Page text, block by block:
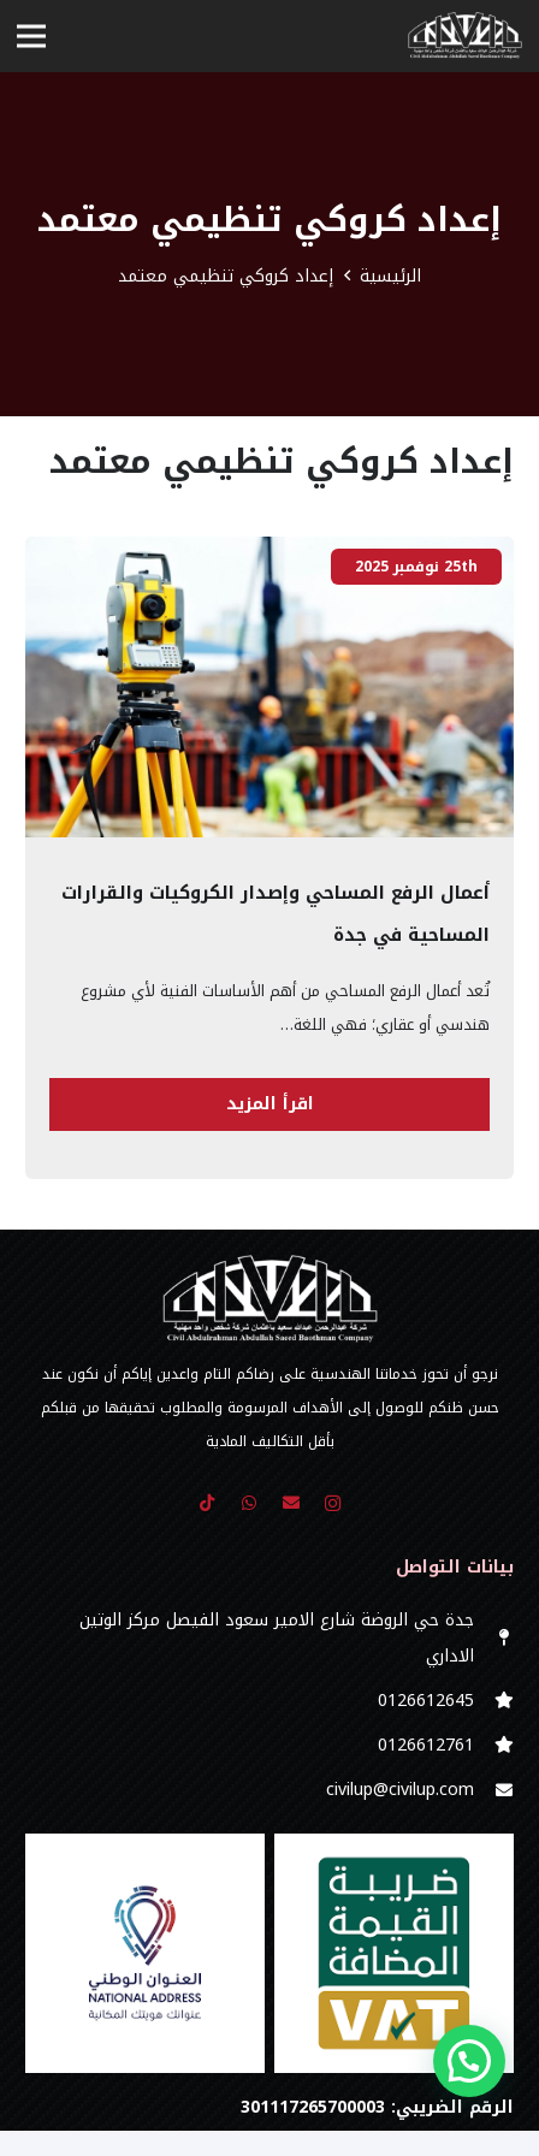
إعداد كروكي تنظيمي معتمد
الرئيسية إعداد كروكي تنظيمي معتمد
إعداد كروكي تنظيمي معتمد
أعمال الرفع المساحي وإصدار الكروكيات والقرارات
المساحية في جدة
تُعد أعمال الرفع المساحي من أهم الأساسات الفنية لأي مشروع
هندسي أو عقاري؛ فهي اللغة…
اقرأ المزيد
25th نوفمبر 2025
نرجو أن تحوز خدماتنا الهندسية على رضاكم التام واعدين إياكم أن نكون عند
حسن ظنكم للوصول إلى الأهداف المرسومة والمطلوب تحقيقها من قبلكم
بأقل التكاليف المادية
بيانات التواصل
جدة حي الروضة شارع الامير سعود الفيصل مركز الوتين
الاداري
0126612645‬
‭0126612761
civilup@civilup.com
الرقم الضريبي: 301117265700003